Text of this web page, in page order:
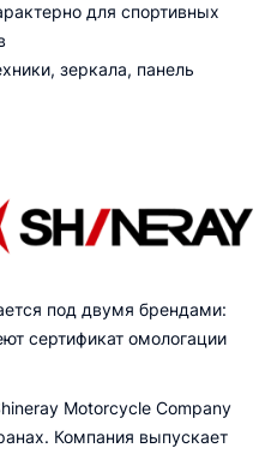
для спортивных
зеркала, панель
под двумя брендами:
сертификат омологации
Motorcycle Company
Компания выпускает